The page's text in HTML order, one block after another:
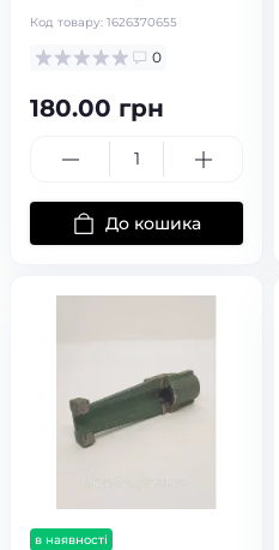
Код товару: 1626370655
0
180.00 грн
До кошика
в наявності